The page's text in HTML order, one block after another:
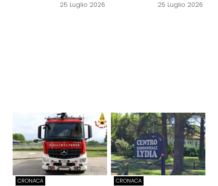
25 Luglio 2026 25 Luglio 2026
CRONACA CRONACA